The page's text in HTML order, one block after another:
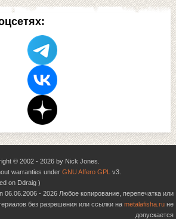
© 2002 - 2026 by Nick Jones.
warranties under GNU Affero GPL v3.
on Ddraig )
06.06.2006 - 2026 Любое копирование, перепечатка или
без разрешения или ссылки на metalafisha.ru не
допускается